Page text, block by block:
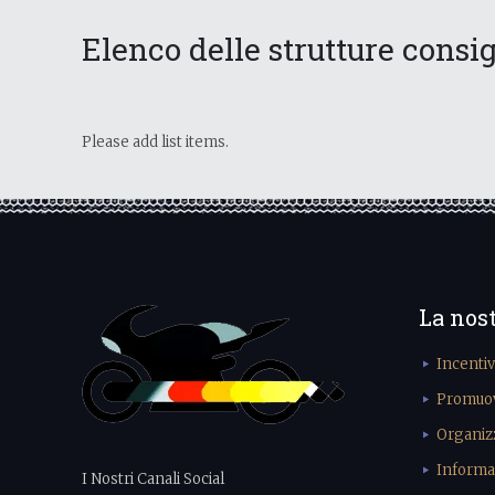
Elenco delle strutture
Please add list items.
I Nostri Canali Social
La